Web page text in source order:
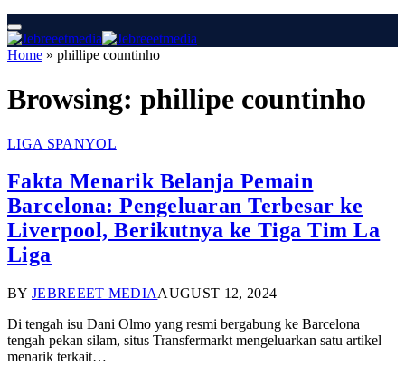
Home » phillipe countinho
Browsing: phillipe countinho
LIGA SPANYOL
Fakta Menarik Belanja Pemain
Barcelona: Pengeluaran Terbesar ke
Liverpool, Berikutnya ke Tiga Tim La
Liga
BY JEBREEET MEDIAAUGUST 12, 2024
Di tengah isu Dani Olmo yang resmi bergabung ke Barcelona
tengah pekan silam, situs Transfermarkt mengeluarkan satu artikel
menarik terkait…